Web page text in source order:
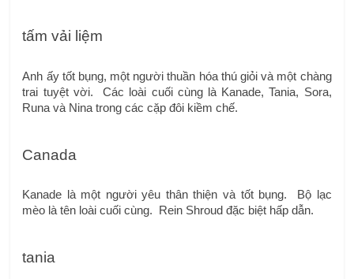
tấm vải liệm
Anh ấy tốt bụng, một người thuần hóa thú giỏi và một chàng
trai tuyệt vời.  Các loài cuối cùng là Kanade, Tania, Sora,
Runa và Nina trong các cặp đôi kiềm chế.
Canada
Kanade là một người yêu thân thiện và tốt bụng.  Bộ lạc
mèo là tên loài cuối cùng.  Rein Shroud đặc biệt hấp dẫn.
tania